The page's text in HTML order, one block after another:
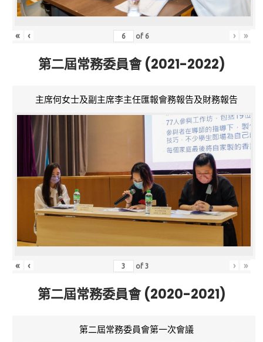
« ‹ of 6 › »
第二屆常務委員會 (2021-2022)
主席何女士及副主席李主任匯報會務報告及財務報告
« ‹ of3 › »
第二屆常務委員會 (2020-2021)
第二屆常務委員會第一次會議